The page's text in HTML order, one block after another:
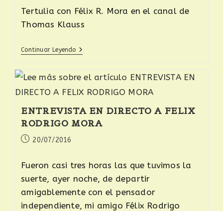
Tertulia con Félix R. Mora en el canal de
Thomas Klauss
Continuar Leyendo
ENTREVISTA EN DIRECTO A FELIX
RODRIGO MORA
20/07/2016
Fueron casi tres horas las que tuvimos la
suerte, ayer noche, de departir
amigablemente con el pensador
independiente, mi amigo Félix Rodrigo